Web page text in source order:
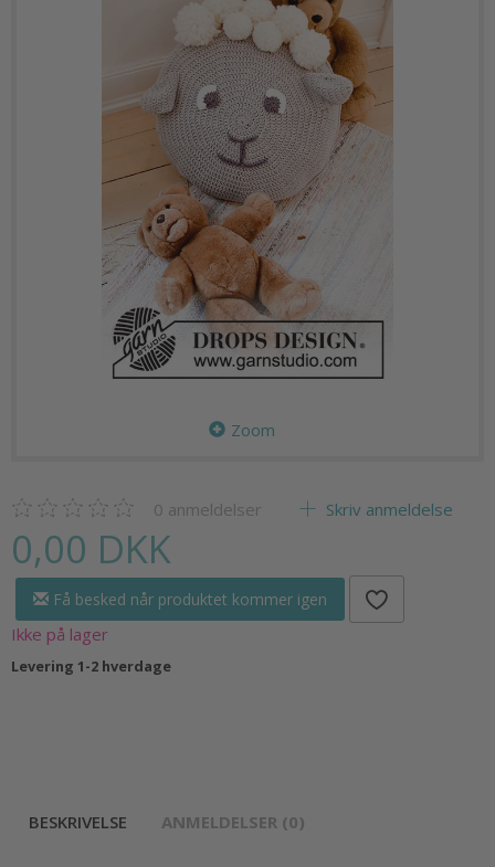
Zoom
0 anmeldelser Skriv anmeldelse
0,00 DKK
Få besked når produktet kommer igen
Ikke på lager
Levering 1-2 hverdage
BESKRIVELSE ANMELDELSER (0)